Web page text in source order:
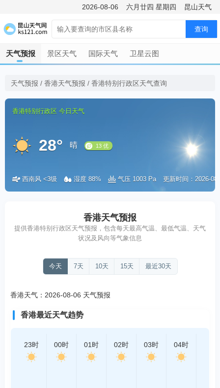
2026-08-06 六月廿四 星期四 昆山天气
查询
天气预报 景区天气 国际天气 卫星云图
天气预报 / 香港天气预报 / 香港特别行政区天气查询
香港特别行政区 今日天气
28° 晴
13 优
西南风 <3级 湿度 88% 气压 1003 Pa 更新时间：2026-
香港天气预报
提供香港特别行政区天气预报，包含每天最高气温、最低气温、天气
状况及风向等气象信息
今天 7天 10天 15天 最近30天
香港天气：2026-08-06 天气预报
香港最近天气趋势
23时 00时 01时 02时 03时 04时